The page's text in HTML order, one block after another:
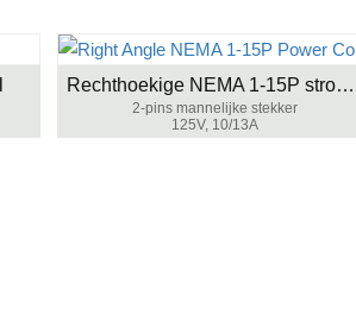
Rechthoekige NEMA 1-15P stroomkabel
2-pins mannelijke stekker
125V, 10/13A